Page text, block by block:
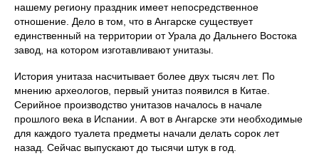
нашему региону праздник имеет непосредственное
отношение. Дело в том, что в Ангарске существует
единственный на территории от Урала до Дальнего Востока
завод, на котором изготавливают унитазы.
История унитаза насчитывает более двух тысяч лет. По
мнению археологов, первый унитаз появился в Китае.
Серийное производство унитазов началось в начале
прошлого века в Испании. А вот в Ангарске эти необходимые
для каждого туалета предметы начали делать сорок лет
назад. Сейчас выпускают до тысячи штук в год.